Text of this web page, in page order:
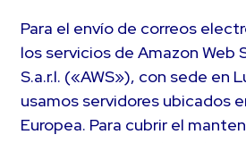
Para el envío de correos
los servicios de Amazon Web
S.a.r.l. («AWS»), con sede en
usamos servidores ubicados
Europea. Para cubrir el